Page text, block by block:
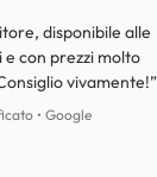
disponibile alle
e con prezzi molto
vivamente!”
• Google